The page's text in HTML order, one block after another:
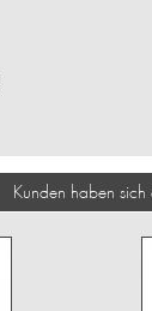
Kunden haben sich